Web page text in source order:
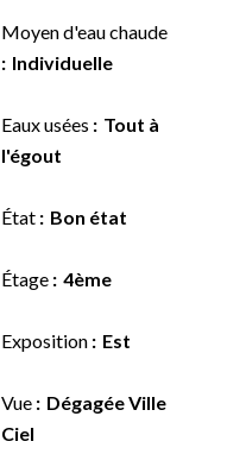
Moyen d'eau chaude
Individuelle
Eaux usées
Tout à
l'égout
État Bon état
Étage 4ème
Exposition Est
Vue
Dégagée Ville
Ciel